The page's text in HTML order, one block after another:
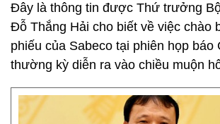
Đây là thông tin được Thứ trưởng
Đỗ Thắng Hải cho biết về việc chào
phiếu của Sabeco tại phiên họp báo
thường kỳ diễn ra vào chiều muộn